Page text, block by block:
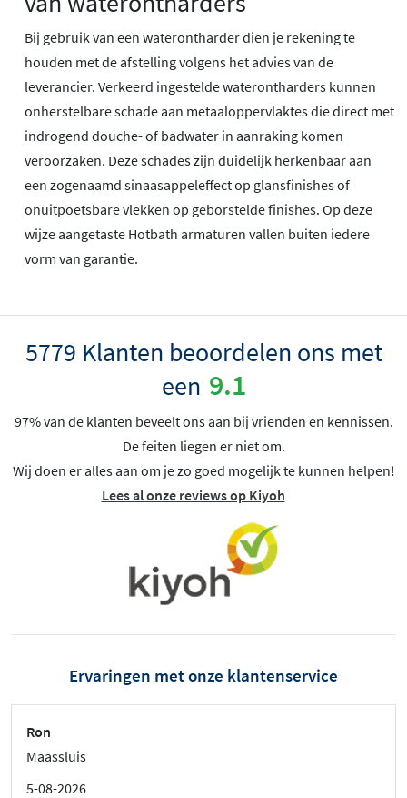
Bij gebruik van een waterontharder dien je rekening te
houden met de afstelling volgens het advies van de
leverancier. Verkeerd ingestelde waterontharders kunnen
onherstelbare schade aan metaaloppervlaktes die direct met
indrogend douche- of badwater in aanraking komen
veroorzaken. Deze schades zijn duidelijk herkenbaar aan
een zogenaamd sinaasappeleffect op glansfinishes of
onuitpoetsbare vlekken op geborstelde finishes. Op deze
wijze aangetaste Hotbath armaturen vallen buiten iedere
vorm van garantie.
5779 Klanten beoordelen ons met
een 9.1
97% van de klanten beveelt ons aan bij vrienden en kennissen.
De feiten liegen er niet om.
Wij doen er alles aan om je zo goed mogelijk te kunnen helpen!
Lees al onze reviews op Kiyoh
Ervaringen met onze klantenservice
Ron
Maassluis
5-08-2026